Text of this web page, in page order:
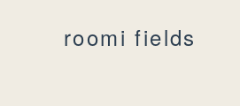
roomi fields